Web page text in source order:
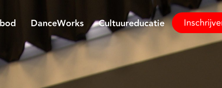
DanceWorks Cultuureducatie